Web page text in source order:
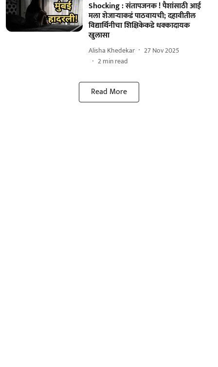
Shocking : संतापजनक ! पैशांसाठी आई
मला शेजाऱ्याकडं पाठवायची; दहावीतील
विद्यार्थिनीचा शिक्षिकेकडे धक्कादायक
खुलासा
Alisha Khedekar
27 Nov 2025
2min read
Read More